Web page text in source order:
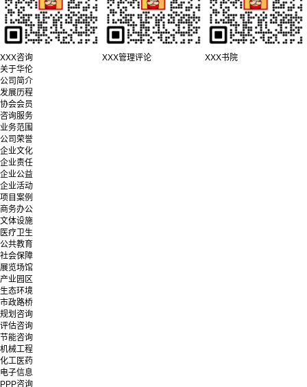
XXX咨询 XXX管理评论
XXX书院
关于华伦
公司简介
发展历程
协会会员
咨询服务
业务范围
公司荣誉
企业文化
企业责任
企业公益
企业活动
项目案例
商务办公
文体设施
医疗卫生
公共教育
社会保障
展览场馆
产业园区
生态环境
市政路桥
规划咨询
评估咨询
节能咨询
机械工程
化工医药
电子信息
PPP咨询